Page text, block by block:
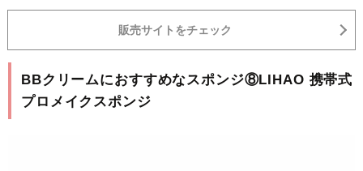
販売サイトをチェック
BBクリームにおすすめなスポンジ⑧LIHAO 携帯式
プロメイクスポンジ